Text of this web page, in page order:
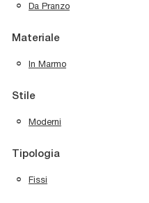
Da Pranzo
Materiale
In Marmo
Stile
Moderni
Tipologia
Fissi